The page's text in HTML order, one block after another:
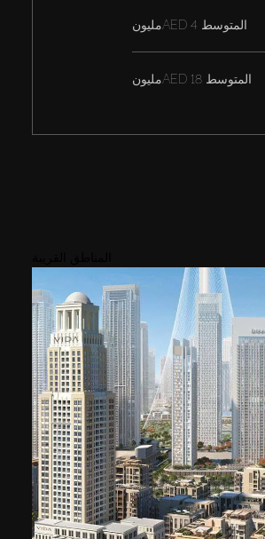
المتوسط
المتوسط AED 18مليون